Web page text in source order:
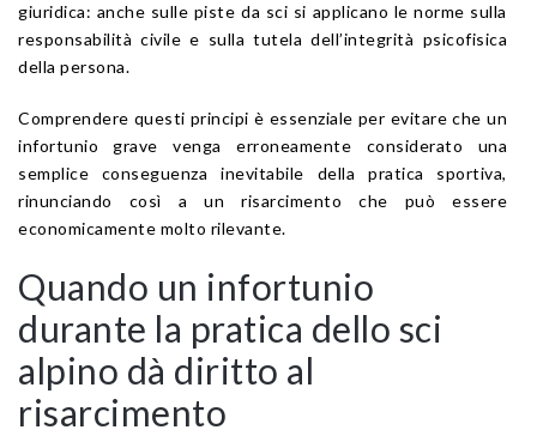
giuridica: anche sulle piste da sci si applicano le norme sulla
responsabilità civile e sulla tutela dell’integrità psicofisica
della persona.
Comprendere questi principi è essenziale per evitare che un
infortunio grave venga erroneamente considerato una
semplice conseguenza inevitabile della pratica sportiva,
rinunciando così a un risarcimento che può essere
economicamente molto rilevante.
Quando un infortunio
durante la pratica dello sci
alpino dà diritto al
risarcimento